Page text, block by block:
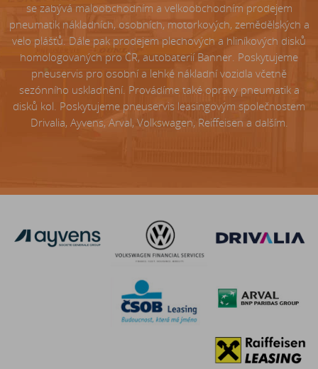
se zabývá maloobchodním a velkoobchodním prodejem
pneumatik nákladních, osobních, motorkových, zemědělských a
velo plášťů. Dále pak prodejem plechových a hliníkových disků
homologovaných pro ČR, autobaterií Banner. Poskytujeme
pneuservis pro osobní a lehké nákladní vozidla včetně
sezónního uskladnění. Provádíme také opravy pneumatik a
disků kol. Poskytujeme pneuservis leasingovým společnostem
Drivalia, Ayvens, Arval, Volkswagen, Reiffeisen a dalším.